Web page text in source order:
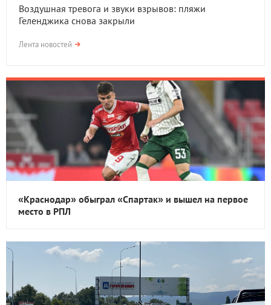
Воздушная тревога и звуки взрывов: пляжи
Геленджика снова закрыли
Лента новостей
«Краснодар» обыграл «Спартак» и вышел на первое
место в РПЛ